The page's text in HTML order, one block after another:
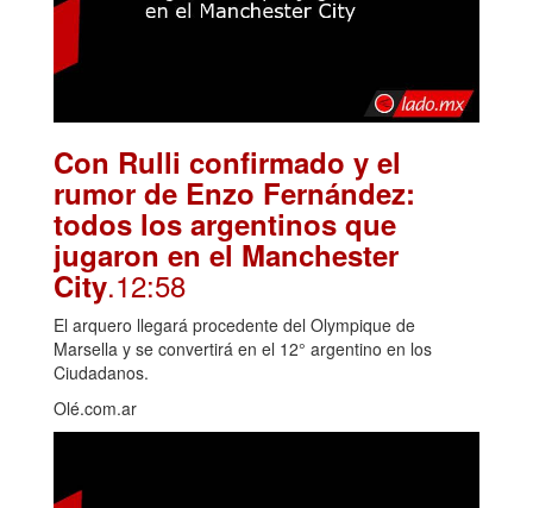
Con Rulli confirmado y el
rumor de Enzo Fernández:
todos los argentinos que
jugaron en el Manchester
City.12:58
El arquero llegará procedente del Olympique de
Marsella y se convertirá en el 12° argentino en los
Ciudadanos.
Olé.com.ar